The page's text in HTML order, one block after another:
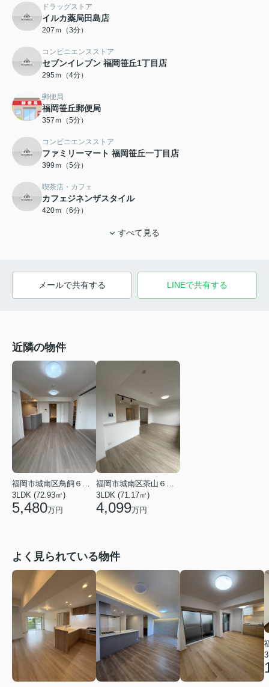
ドラッグストア
イルカ薬局田島店
207ｍ（3分）
コンビニエンスストア
セブンイレブン 福岡笹丘1丁目店
295ｍ（4分）
郵便局
福岡笹丘郵便局
357ｍ（5分）
コンビニエンスストア
ファミリーマート 福岡笹丘一丁目店
399ｍ（5分）
喫茶店・カフェ
カフェジネンザスタイル
420ｍ（6分）
すべて見る
メールで共有する LINEで共有する
近隣の物件
3LDK (72.93㎡)
5,480万円
3LDK (71.17㎡)
4,099万円
よく見られている物件